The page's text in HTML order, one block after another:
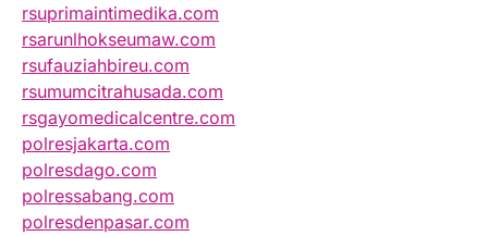
rsuprimaintimedika.com
rsarunlhokseumaw.com
rsufauziahbireu.com
rsumumcitrahusada.com
rsgayomedicalcentre.com
polresjakarta.com
polresdago.com
polressabang.com
polresdenpasar.com